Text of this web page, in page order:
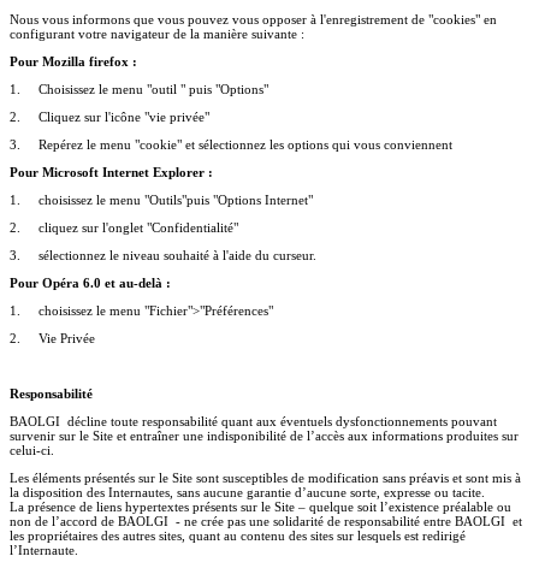
Nous vous informons que vous pouvez vous opposer à l'enregistrement de "cookies" en
configurant votre navigateur de la manière suivante :
Pour Mozilla firefox :
1. Choisissez le menu "outil " puis "Options"
2. Cliquez sur l'icône "vie privée"
3. Repérez le menu "cookie" et sélectionnez les options qui vous conviennent
Pour Microsoft Internet Explorer :
1. choisissez le menu "Outils"puis "Options Internet"
2. cliquez sur l'onglet "Confidentialité"
3. sélectionnez le niveau souhaité à l'aide du curseur.
Pour Opéra 6.0 et au-delà :
1. choisissez le menu "Fichier">"Préférences"
2. Vie Privée
Responsabilité
BAOLGI décline toute responsabilité quant aux éventuels dysfonctionnements pouvant
survenir sur le Site et entraîner une indisponibilité de l’accès aux informations produites sur
celui-ci.
Les éléments présentés sur le Site sont susceptibles de modification sans préavis et sont mis à
la disposition des Internautes, sans aucune garantie d’aucune sorte, expresse ou tacite.
La présence de liens hypertextes présents sur le Site – quelque soit l’existence préalable ou
non de l’accord de BAOLGI - ne crée pas une solidarité de responsabilité entre BAOLGI et
les propriétaires des autres sites, quant au contenu des sites sur lesquels est redirigé
l’Internaute.